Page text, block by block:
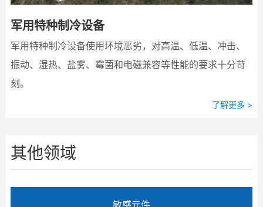
军用特种制冷设备
军用特种制冷设备使用环境恶劣，对高温、低温、冲击、
振动、湿热、盐雾、霉菌和电磁兼容等性能的要求十分苛
刻。
了解更多 >
其他领域